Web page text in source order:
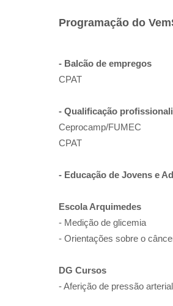
Programação do
- Balcão de empregos
CPAT
- Qualificação
Ceprocamp/FUMEC
CPAT
- Educação de Jovens e
Escola Arquimedes
- Medição de glicemia
- Orientações sobre o
DG Cursos
- Aferição de pressão arterial